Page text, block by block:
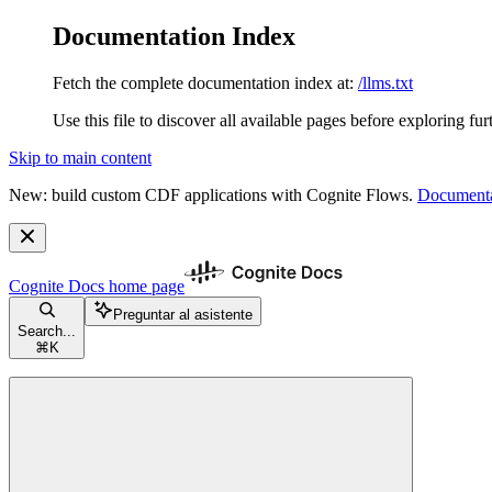
Documentation Index
Fetch the complete documentation index at: /llms.txt
Use this file to discover all available pages before exploring
Skip to main content
New: build custom CDF applications with Cognite Flows.
Cognite Docs home page
Search...
⌘ K
Preguntar al asistente